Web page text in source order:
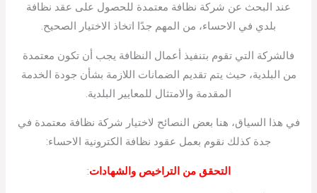
عند البحث عن شركة نظافة معتمدة للحصول على عقد نظافة
بلدي في الاحساء، من المهم جدًا اتخاذ الاختيار الصحيح.
فالشركة التي تقوم بتنفيذ أعمال النظافة يجب أن تكون معتمدة
من البلدية، حيث يتم تقديم الضمانات اللازمة بشأن جودة الخدمة
المقدمة والامتثال للمعايير البلدية.
في هذا السياق، هنا بعض النصائح لاختيار شركة نظافة معتمدة في
جدة كذلك نقوم بعمل عقود نظافة الكترونية الاحساء:
التحقق من التراخيص والشهادات: